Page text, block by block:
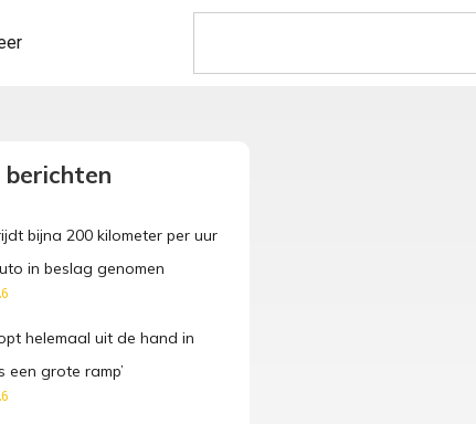
berichten
bijna 200 kilometer per uur
in beslag genomen
helemaal uit de hand in
een grote ramp’